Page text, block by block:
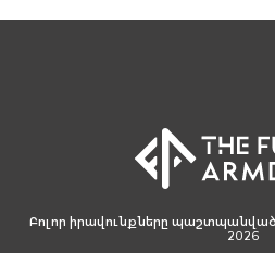
Բոլոր իրավունքները պաշտպանված
2026